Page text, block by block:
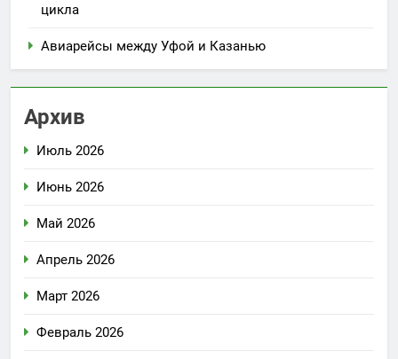
цикла
Авиарейсы между Уфой и Казанью
Архив
Июль 2026
Июнь 2026
Май 2026
Апрель 2026
Март 2026
Февраль 2026